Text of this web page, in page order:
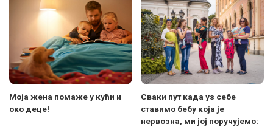
Моја жена помаже у кући и
око деце!
Сваки пут када уз себе
ставимо бебу која је
нервозна, ми јој поручујемо: